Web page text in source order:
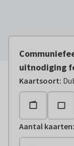
uitnodiging
Kaartsoort:
Aantal kaarten: